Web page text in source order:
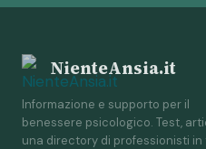
NienteAnsia.it
Informazione e supporto per il
benessere psicologico. Test,
una directory di professionisti